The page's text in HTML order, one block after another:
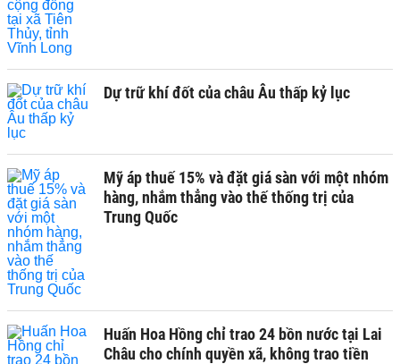
Dự trữ khí đốt của châu Âu thấp kỷ lục
Mỹ áp thuế 15% và đặt giá sàn với một nhóm
hàng, nhắm thẳng vào thế thống trị của
Trung Quốc
Huấn Hoa Hồng chỉ trao 24 bồn nước tại Lai
Châu cho chính quyền xã, không trao tiền